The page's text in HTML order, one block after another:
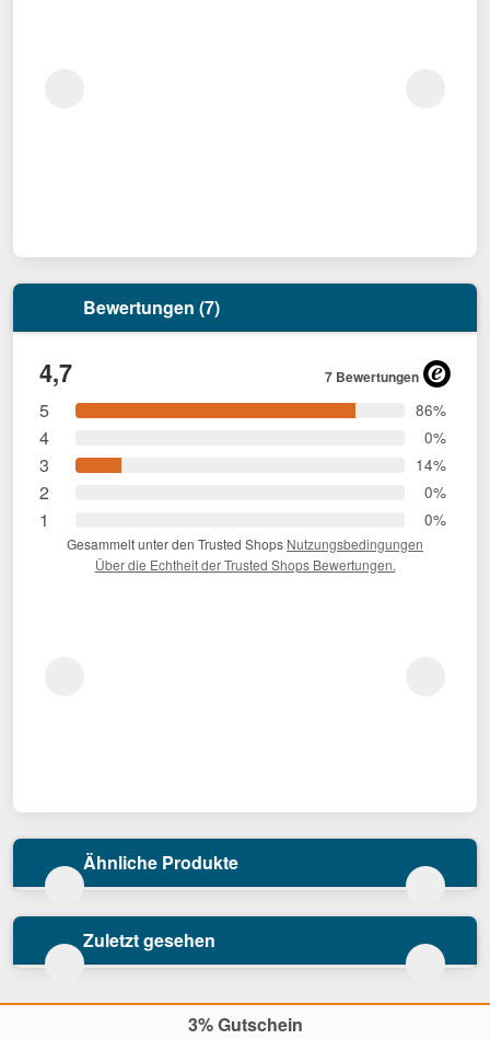
Bewertungen (7)
4,7 7 Bewertungen
5 86%
4 0%
3 14%
2 0%
1 0%
Gesammelt unter den Trusted Shops Nutzungsbedingungen
Über die Echtheit der Trusted Shops Bewertungen.
Ähnliche Produkte
Zuletzt gesehen
3% Gutschein